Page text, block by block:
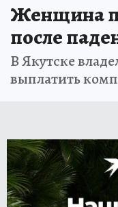
Женщина
после
В Якутске
выплатить